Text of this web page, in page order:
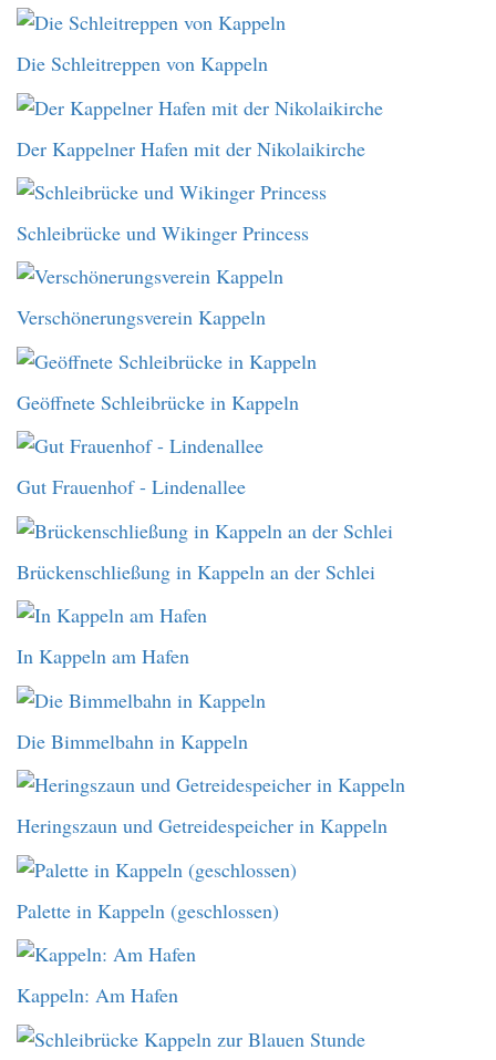
Die Schleitreppen von Kappeln
Der Kappelner Hafen mit der Nikolaikirche
Schleibrücke und Wikinger Princess
Verschönerungsverein Kappeln
Geöffnete Schleibrücke in Kappeln
Gut Frauenhof - Lindenallee
Brückenschließung in Kappeln an der Schlei
In Kappeln am Hafen
Die Bimmelbahn in Kappeln
Heringszaun und Getreidespeicher in Kappeln
Palette in Kappeln (geschlossen)
Kappeln: Am Hafen